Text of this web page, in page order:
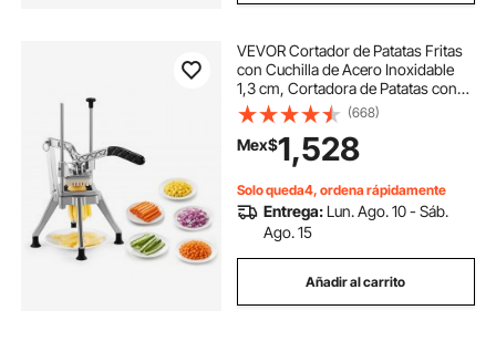
VEVOR Cortador de Patatas Fritas
con Cuchilla de Acero Inoxidable
1,3 cm, Cortadora de Patatas con
Mango Ergonómico y Patas de
Goma Antideslizantes, Cortador de
Verduras para Restaurantes,
Cocinas
(668)
Mex$1,528
Solo queda4, ordena rápidamente
Entrega: Lun. Ago. 10 - Sáb.
Ago. 15
Añadir al carrito